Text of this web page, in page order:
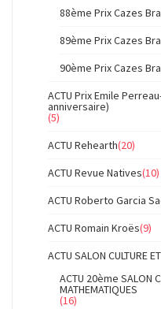
88ème Prix Cazes
89ème Prix Cazes
90ème Prix Cazes
ACTU Prix Emile
anniversaire)
(5)
ACTU Rehearth(20)
ACTU Revue Natives(10)
ACTU Roberto Garcia
ACTU Romain Kroës(9)
ACTU SALON CULTURE
ACTU 20ème SALON
MATHEMATIQUES
(16)